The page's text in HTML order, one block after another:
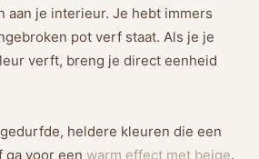
aan je interieur. Je hebt immers
pot verf staat. Als je je
verft, breng je direct eenheid
heldere kleuren die een
ga voor een warm effect met beige.